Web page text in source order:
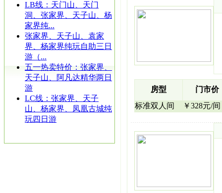
LB线：天门山、天门
洞、张家界、天子山、杨
家界纯...
张家界、天子山、袁家
界、杨家界纯玩自助三日
游（...
五一热卖特价：张家界、
天子山、阿凡达精华两日
游
LC线：张家界、天子
山、杨家界、凤凰古城纯
玩四日游
房型
门市价
标准双人间
￥328元/间